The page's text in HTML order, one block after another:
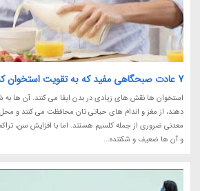
7 عادت صبحگاهی مفید که به تقویت استخوان کمک می کنند
استخوان ها نقش های زیادی در بدن ایفا می کنند. آن ها
دهند، از مغز و اندام های حیاتی تان محافظت می کنند و
معدنی ضروری از جمله کلسیم هستند. اما با افزایش سن،
و آن ها ضعیف و شکننده...